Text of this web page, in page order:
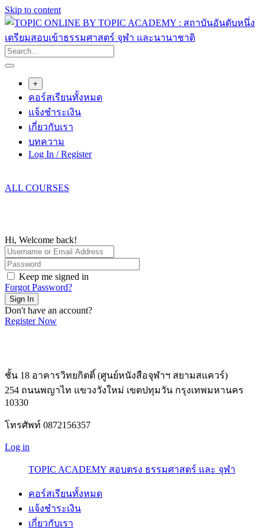
Skip to content
+
คอร์สเรียนทั้งหมด
แจ้งชำระเงิน
เกี่ยวกับเรา
บทความ
Log In / Register
ALL COURSES
Hi, Welcome back!
Keep me signed in
Forgot Password?
Sign In
Don't have an account?
Register Now
ชั้น 18 อาคารวิทยกิตติ์ (ศูนย์หนังสือจุฬาฯ สยามสแควร์)
254 ถนนพญาไท แขวงวังใหม่ เขตปทุมวัน กรุงเทพมหานคร
10330
โทรศัพท์ 0872156357
Log in
TOPIC ACADEMY สอบตรง ธรรมศาสตร์ และ จุฬา
คอร์สเรียนทั้งหมด
แจ้งชำระเงิน
เกี่ยวกับเรา